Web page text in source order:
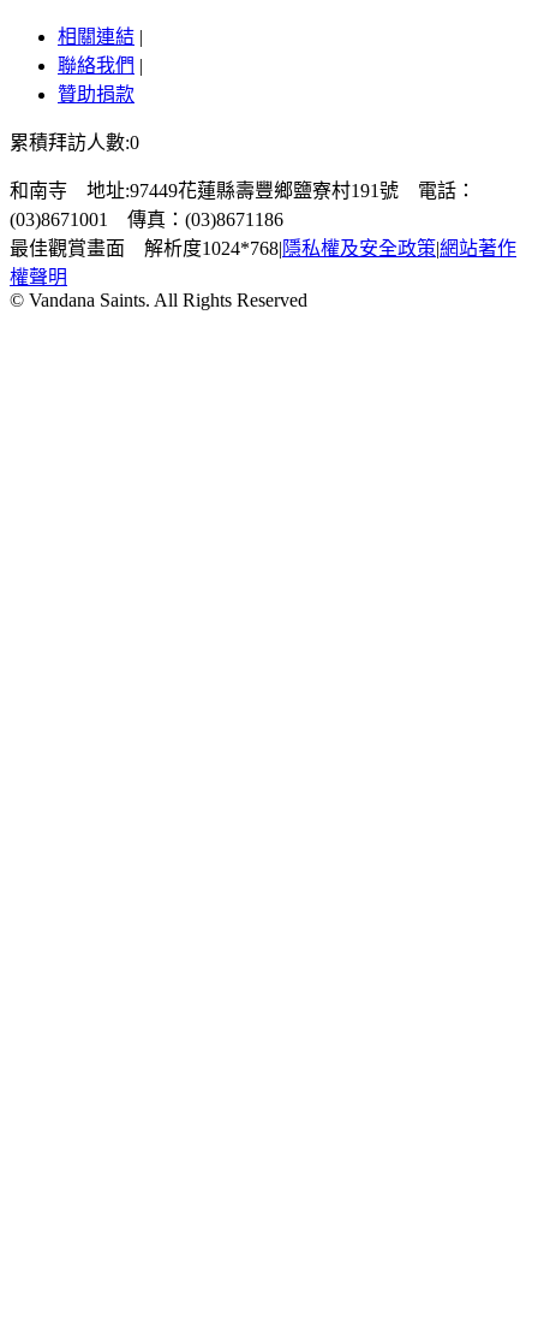
相關連結 |
聯絡我們 |
贊助捐款
累積拜訪人數:0
和南寺 地址:97449花蓮縣壽豐鄉鹽寮村191號 電話：
(03)8671001 傳真：(03)8671186
最佳觀賞畫面 解析度1024*768|隱私權及安全政策|網站著作
權聲明
© Vandana Saints. All Rights Reserved